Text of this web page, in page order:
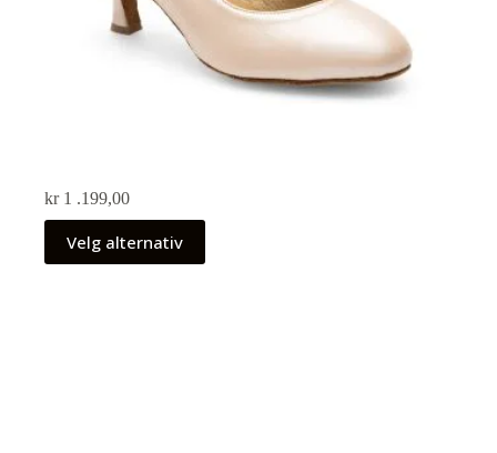
kr1 .199,00
Velg alternativ